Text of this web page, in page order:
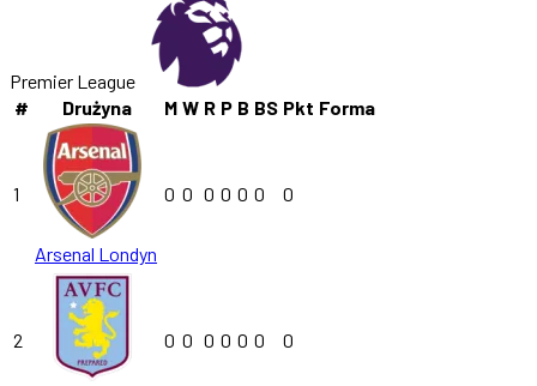
Premier League
#
Drużyna M W R P B BS Pkt Forma
1
Arsenal Londyn
0 0 0 0 0 0 0
2 0 0 0 0 0 0 0